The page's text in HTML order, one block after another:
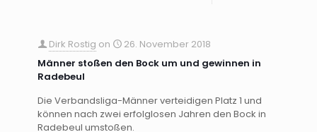
Dirk Rostig on
26. November 2018
Männer stoßen den Bock um und gewinnen in
Radebeul
Die Verbandsliga-Männer verteidigen Platz 1 und
können nach zwei erfolglosen Jahren den Bock in
Radebeul umstoßen.